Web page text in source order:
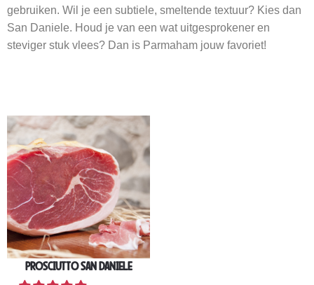
gebruiken. Wil je een subtiele, smeltende textuur? Kies dan
San Daniele. Houd je van een wat uitgesprokener en
steviger stuk vlees? Dan is Parmaham jouw favoriet!
PROSCIUTTO SAN DANIELE